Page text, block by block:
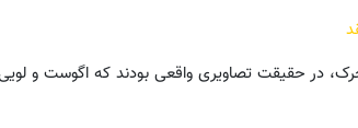
در حقیقت تصاویری واقعی بودند که اگوست و